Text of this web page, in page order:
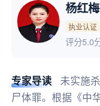
杨红
执业认证
评分5.0
专家导读
未实施
尸体罪。根据《中